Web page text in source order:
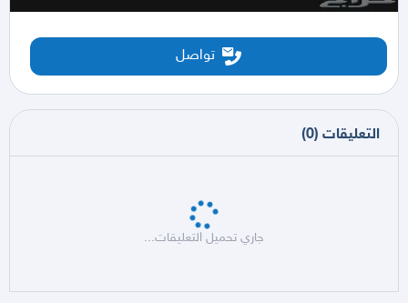
تواصل
التعليقات (
0
)
جاري تحميل التعليقات...